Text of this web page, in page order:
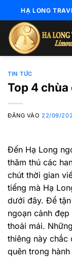
qua
nội
dung
HẠ LONG
TIN TỨC
Top 4
ĐĂNG VÀO 22/09/
Đến Hạ Long
thăm thú các
chút thời gian
tiếng mà Hạ
dưới đây. Để
ngoạn cảnh
thoải mái.
thiêng này chắc
quên trong